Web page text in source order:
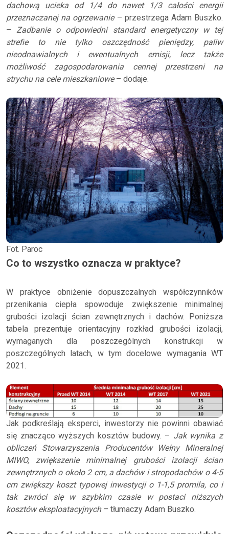
dachową ucieka od 1/4 do nawet 1/3 całości energii
przeznaczanej na ogrzewanie– przestrzega Adam Buszko.
–Zadbanie o odpowiedni standard energetyczny w tej
strefie to nie tylko oszczędność pieniędzy, paliw
nieodnawialnych i ewentualnych emisji, lecz także
możliwość zagospodarowania cennej przestrzeni na
strychu na cele mieszkaniowe– dodaje.
Fot. Paroc
Co to wszystko oznacza w praktyce?
W praktyce obniżenie dopuszczalnych współczynników
przenikania ciepła spowoduje zwiększenie minimalnej
grubości izolacji ścian zewnętrznych i dachów. Poniższa
tabela prezentuje orientacyjny rozkład grubości izolacji,
wymaganych dla poszczególnych konstrukcji w
poszczególnych latach, w tym docelowe wymagania WT
2021.
Jak podkreślają eksperci, inwestorzy nie powinni obawiać
się znacząco wyższych kosztów budowy. – Jak wynika z
obliczeń Stowarzyszenia Producentów Wełny Mineralnej
MIWO, zwiększenie minimalnej grubości izolacji ścian
zewnętrznych o około 2 cm, a dachów i stropodachów o 4-5
cm zwiększy koszt typowej inwestycji o 1-1,5 promila, co i
tak zwróci się w szybkim czasie w postaci niższych
kosztów eksploatacyjnych– tłumaczy Adam Buszko.